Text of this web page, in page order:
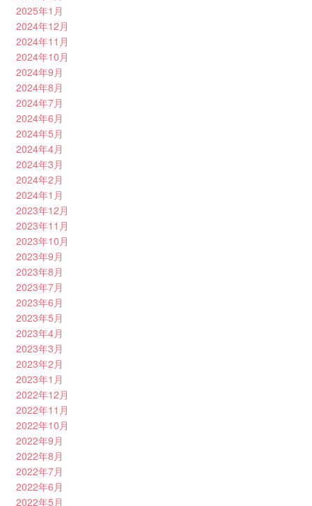
2025年1月
2024年12月
2024年11月
2024年10月
2024年9月
2024年8月
2024年7月
2024年6月
2024年5月
2024年4月
2024年3月
2024年2月
2024年1月
2023年12月
2023年11月
2023年10月
2023年9月
2023年8月
2023年7月
2023年6月
2023年5月
2023年4月
2023年3月
2023年2月
2023年1月
2022年12月
2022年11月
2022年10月
2022年9月
2022年8月
2022年7月
2022年6月
2022年5月